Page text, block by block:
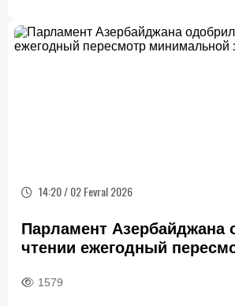
14:20 / 02 Fevral 2026
Парламент Азербайджана
чтении ежегодный
1579